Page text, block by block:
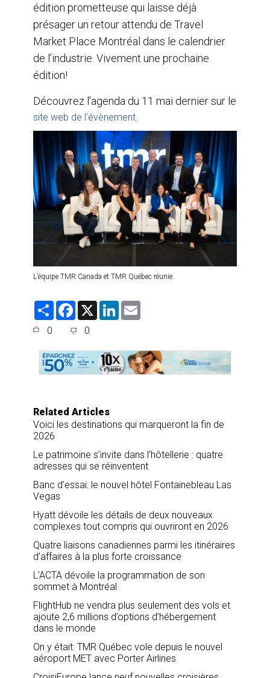
édition prometteuse qui laisse déjà
présager un retour attendu de Travel
Market Place Montréal dans le calendrier
de l’industrie. Vivement une prochaine
édition!
Découvrez l’agenda du 11 mai dernier sur le
site web de l’évènement.
L’équipe TMR Canada et TMR Québec réunie.
S
F
e
o
o
k
X
L
d
I
n
0 0
Related Articles
Voici les destinations qui marqueront la fin de
2026
Le patrimoine s’invite dans l’hôtellerie : quatre
adresses qui se réinventent
Banc d’essai: le nouvel hôtel Fontainebleau Las
Vegas
Hyatt dévoile les détails de deux nouveaux
complexes tout compris qui ouvriront en 2026
Quatre liaisons canadiennes parmi les itinéraires
d’affaires à la plus forte croissance
L’ACTA dévoile la programmation de son
sommet à Montréal
FlightHub ne vendra plus seulement des vols et
ajoute 2,6 millions d’options d’hébergement
dans le monde
On y était: TMR Québec vole depuis le nouvel
aéroport MET avec Porter Airlines